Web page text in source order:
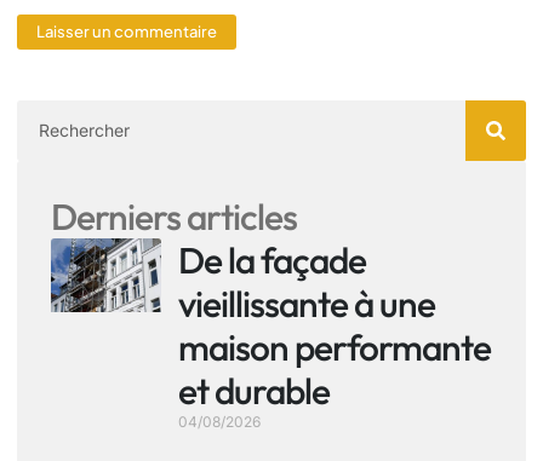
Derniers articles
De la façade
vieillissante à une
maison performante
et durable
04/08/2026